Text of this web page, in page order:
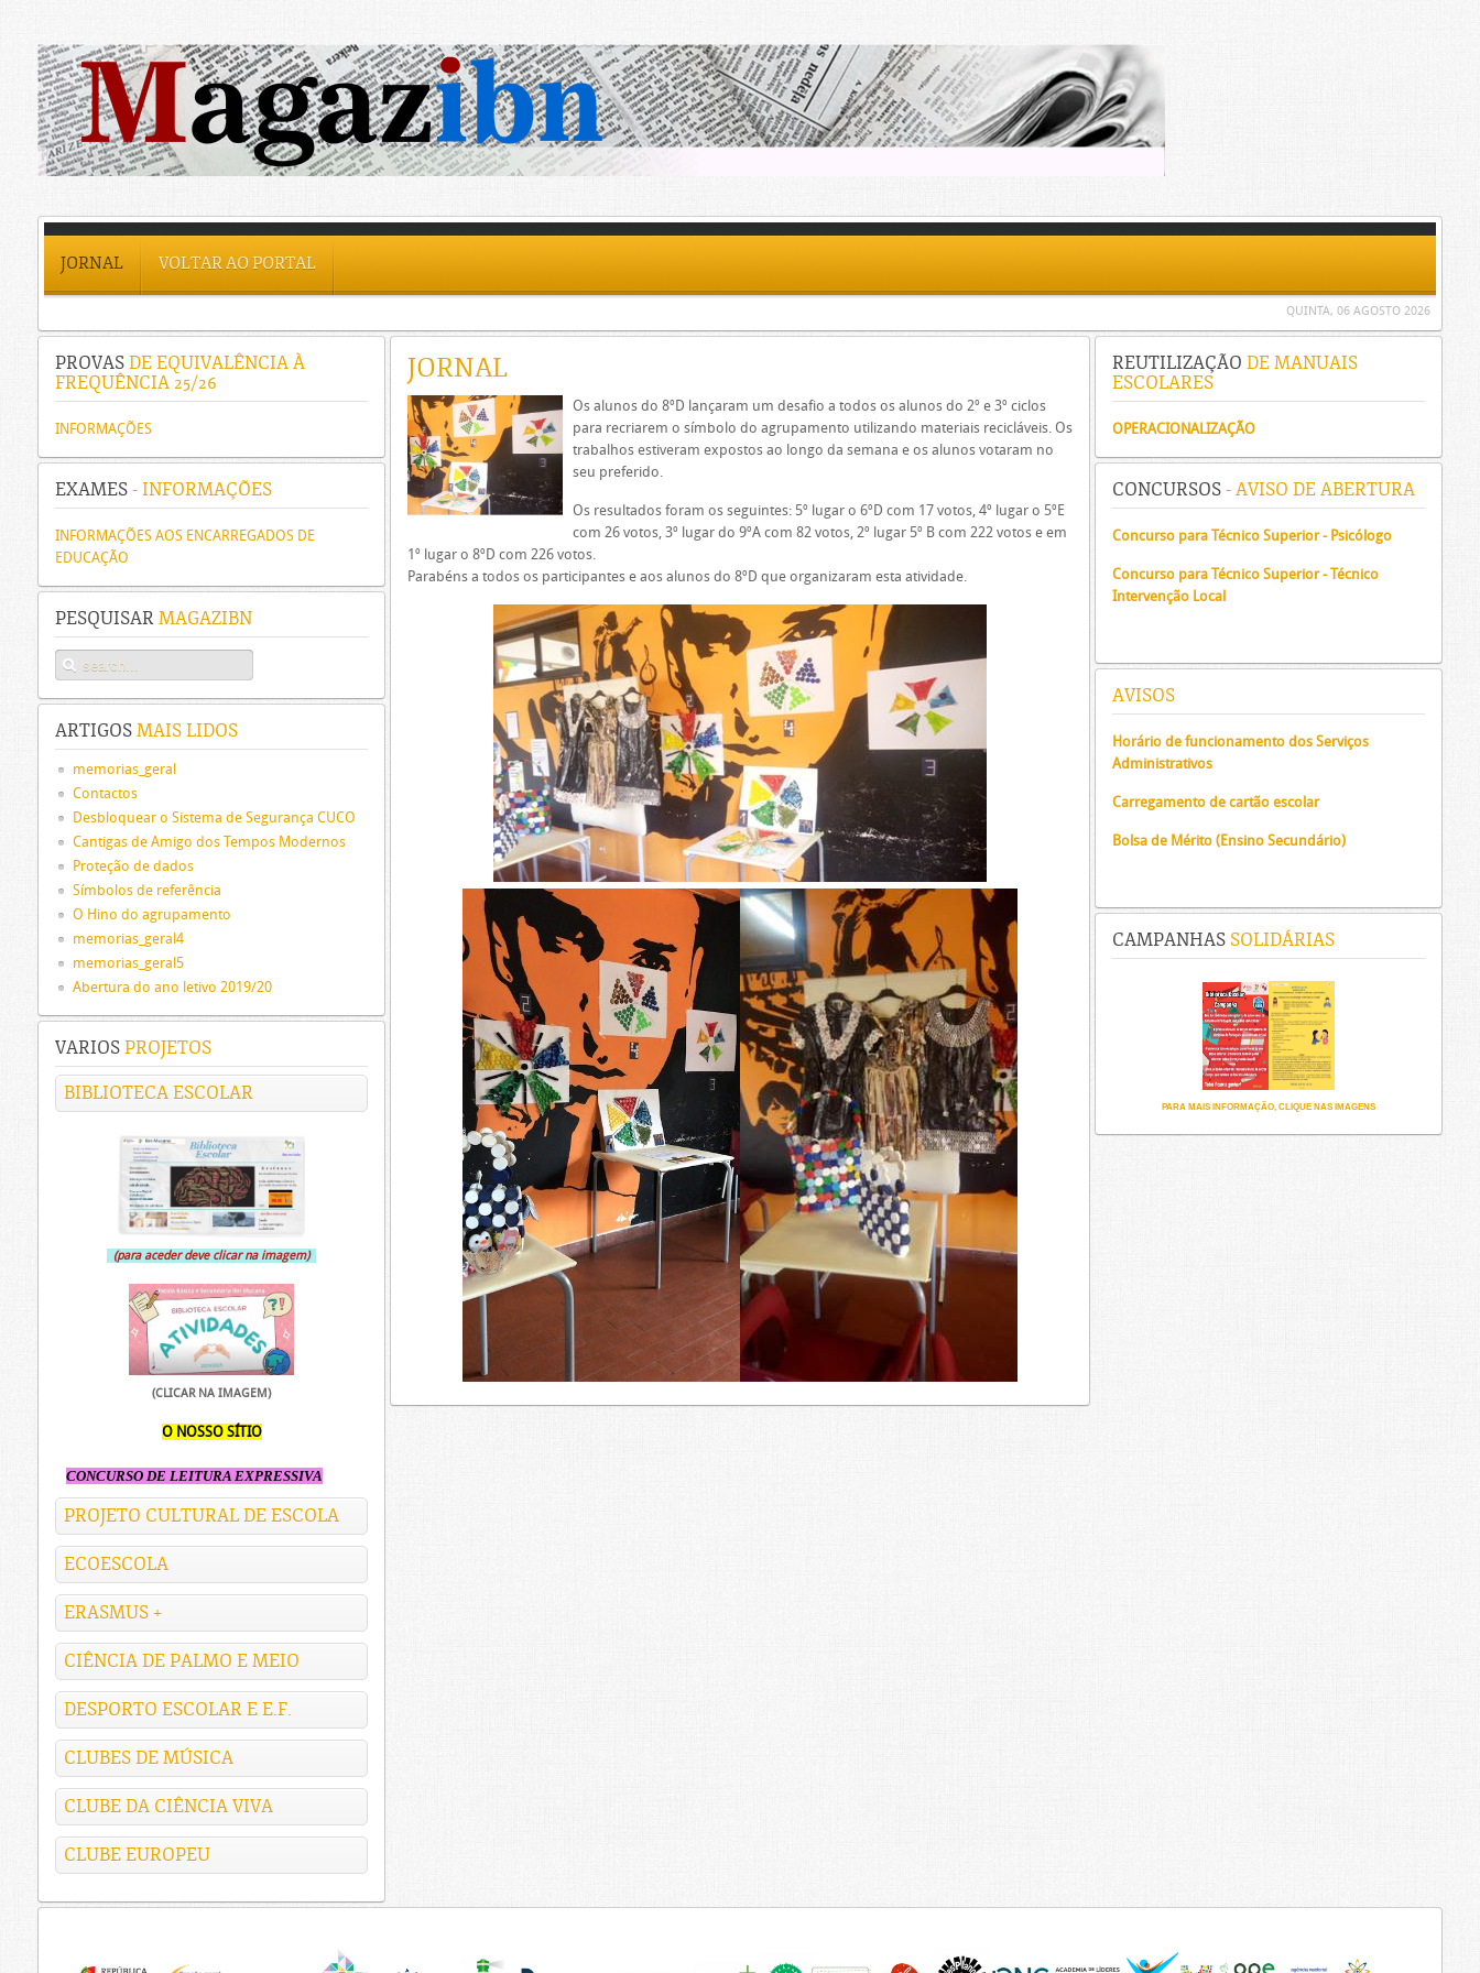
JORNAL VOLTAR AO PORTAL
QUINTA, 06 AGOSTO 2026
JORNAL
Os alunos do 8ºD lançaram um desafio a todos os alunos do 2º e 3º ciclos
para recriarem o símbolo do agrupamento utilizando materiais recicláveis. Os
trabalhos estiveram expostos ao longo da semana e os alunos votaram no
seu preferido.
Os resultados foram os seguintes: 5º lugar o 6ºD com 17 votos, 4º lugar o 5ºE
com 26 votos, 3º lugar do 9ºA com 82 votos, 2º lugar 5º B com 222 votos e em
1º lugar o 8ºD com 226 votos.
Parabéns a todos os participantes e aos alunos do 8ºD que organizaram esta atividade.
PROVAS DE EQUIVALÊNCIA À
FREQUÊNCIA 25/26
INFORMAÇÕES
EXAMES - INFORMAÇÕES
INFORMAÇÕES AOS ENCARREGADOS DE
EDUCAÇÃO
PESQUISAR MAGAZIBN
ARTIGOS MAIS LIDOS
memorias_geral
Contactos
Desbloquear o Sistema de Segurança CUCO
Cantigas de Amigo dos Tempos Modernos
Proteção de dados
Símbolos de referência
O Hino do agrupamento
memorias_geral4
memorias_geral5
Abertura do ano letivo 2019/20
VARIOS PROJETOS
BIBLIOTECA ESCOLAR
(para aceder deve clicar na imagem)
(CLICAR NA IMAGEM)
O NOSSO SÍTIO
CONCURSO DE LEITURA EXPRESSIVA
PROJETO CULTURAL DE ESCOLA
ECOESCOLA
ERASMUS +
CIÊNCIA DE PALMO E MEIO
DESPORTO ESCOLAR E E.F.
CLUBES DE MÚSICA
CLUBE DA CIÊNCIA VIVA
CLUBE EUROPEU
REUTILIZAÇÃO DE MANUAIS
ESCOLARES
OPERACIONALIZAÇÃO
CONCURSOS - AVISO DE ABERTURA
Concurso para Técnico Superior - Psicólogo
Concurso para Técnico Superior - Técnico
Intervenção Local
AVISOS
Horário de funcionamento dos Serviços
Administrativos
Carregamento de cartão escolar
Bolsa de Mérito (Ensino Secundário)
CAMPANHAS SOLIDÁRIAS
PARA MAIS INFORMAÇÃO, CLIQUE NAS IMAGENS